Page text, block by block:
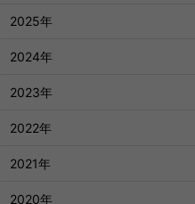
2025年
2024年
2023年
2022年
2021年
2020年